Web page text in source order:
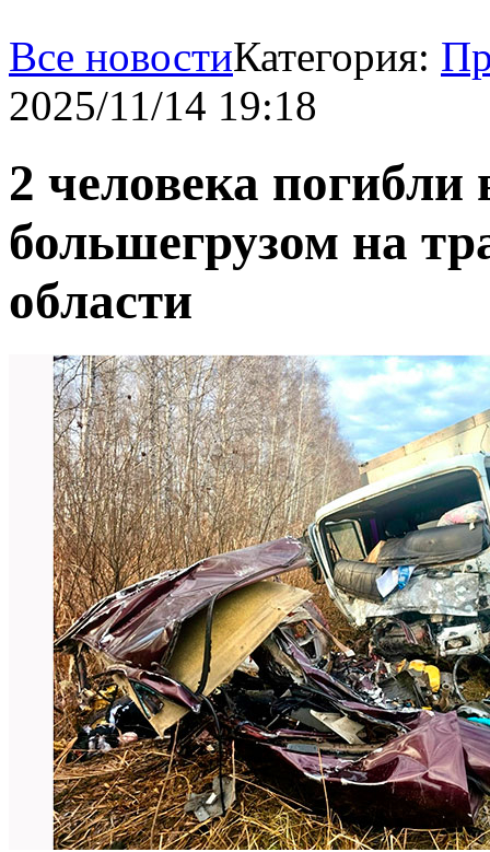
Все новостиКатегория:
2025/11/14 19:18
2 человека погибли
большегрузом на
области